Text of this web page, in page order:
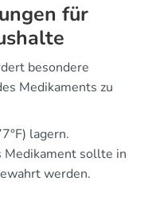
für
besondere
Medikaments zu
lagern.
Medikament sollte in
werden.